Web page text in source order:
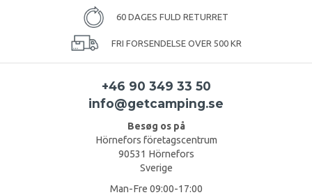
60 DAGES FULD RETURRET
FRI FORSENDELSE OVER 500 KR
+46 90 349 33 50
info@getcamping.se
Besøg os på
Hörnefors företagscentrum
90531 Hörnefors
Sverige
Man-Fre 09:00-17:00